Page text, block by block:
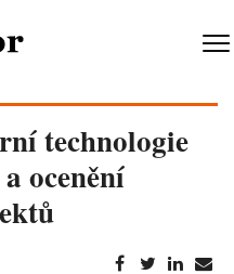
technologie
ocenění